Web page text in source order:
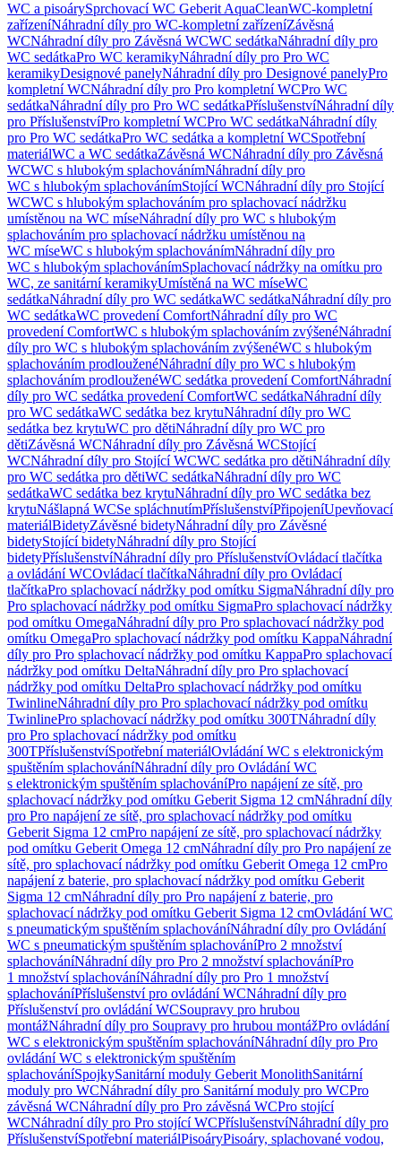
WC a pisoárySprchovací WC Geberit AquaCleanWC-kompletní
zařízeníNáhradní díly pro WC-kompletní zařízeníZávěsná
WCNáhradní díly pro Závěsná WCWC sedátkaNáhradní díly pro
WC sedátkaPro WC keramikyNáhradní díly pro Pro WC
keramikyDesignové panelyNáhradní díly pro Designové panelyPro
kompletní WCNáhradní díly pro Pro kompletní WCPro WC
sedátkaNáhradní díly pro Pro WC sedátkaPříslušenstvíNáhradní díly
pro PříslušenstvíPro kompletní WCPro WC sedátkaNáhradní díly
pro Pro WC sedátkaPro WC sedátka a kompletní WCSpotřební
materiálWC a WC sedátkaZávěsná WCNáhradní díly pro Závěsná
WCWC s hlubokým splachovánímNáhradní díly pro
WC s hlubokým splachovánímStojící WCNáhradní díly pro Stojící
WCWC s hlubokým splachováním pro splachovací nádržku
umístěnou na WC míseNáhradní díly pro WC s hlubokým
splachováním pro splachovací nádržku umístěnou na
WC míseWC s hlubokým splachovánímNáhradní díly pro
WC s hlubokým splachovánímSplachovací nádržky na omítku pro
WC, ze sanitární keramikyUmístěná na WC míseWC
sedátkaNáhradní díly pro WC sedátkaWC sedátkaNáhradní díly pro
WC sedátkaWC provedení ComfortNáhradní díly pro WC
provedení ComfortWC s hlubokým splachováním zvýšenéNáhradní
díly pro WC s hlubokým splachováním zvýšenéWC s hlubokým
splachováním prodlouženéNáhradní díly pro WC s hlubokým
splachováním prodlouženéWC sedátka provedení ComfortNáhradní
díly pro WC sedátka provedení ComfortWC sedátkaNáhradní díly
pro WC sedátkaWC sedátka bez krytuNáhradní díly pro WC
sedátka bez krytuWC pro dětiNáhradní díly pro WC pro
dětiZávěsná WCNáhradní díly pro Závěsná WCStojící
WCNáhradní díly pro Stojící WCWC sedátka pro dětiNáhradní díly
pro WC sedátka pro dětiWC sedátkaNáhradní díly pro WC
sedátkaWC sedátka bez krytuNáhradní díly pro WC sedátka bez
krytuNášlapná WCSe spláchnutímPříslušenstvíPřipojeníUpevňovací
materiálBidetyZávěsné bidetyNáhradní díly pro Závěsné
bidetyStojící bidetyNáhradní díly pro Stojící
bidetyPříslušenstvíNáhradní díly pro PříslušenstvíOvládací tlačítka
a ovládání WCOvládací tlačítkaNáhradní díly pro Ovládací
tlačítkaPro splachovací nádržky pod omítku SigmaNáhradní díly pro
Pro splachovací nádržky pod omítku SigmaPro splachovací nádržky
pod omítku OmegaNáhradní díly pro Pro splachovací nádržky pod
omítku OmegaPro splachovací nádržky pod omítku KappaNáhradní
díly pro Pro splachovací nádržky pod omítku KappaPro splachovací
nádržky pod omítku DeltaNáhradní díly pro Pro splachovací
nádržky pod omítku DeltaPro splachovací nádržky pod omítku
TwinlineNáhradní díly pro Pro splachovací nádržky pod omítku
TwinlinePro splachovací nádržky pod omítku 300TNáhradní díly
pro Pro splachovací nádržky pod omítku
300TPříslušenstvíSpotřební materiálOvládání WC s elektronickým
spuštěním splachováníNáhradní díly pro Ovládání WC
s elektronickým spuštěním splachováníPro napájení ze sítě, pro
splachovací nádržky pod omítku Geberit Sigma 12 cmNáhradní díly
pro Pro napájení ze sítě, pro splachovací nádržky pod omítku
Geberit Sigma 12 cmPro napájení ze sítě, pro splachovací nádržky
pod omítku Geberit Omega 12 cmNáhradní díly pro Pro napájení ze
sítě, pro splachovací nádržky pod omítku Geberit Omega 12 cmPro
napájení z baterie, pro splachovací nádržky pod omítku Geberit
Sigma 12 cmNáhradní díly pro Pro napájení z baterie, pro
splachovací nádržky pod omítku Geberit Sigma 12 cmOvládání WC
s pneumatickým spuštěním splachováníNáhradní díly pro Ovládání
WC s pneumatickým spuštěním splachováníPro 2 množství
splachováníNáhradní díly pro Pro 2 množství splachováníPro
1 množství splachováníNáhradní díly pro Pro 1 množství
splachováníPříslušenství pro ovládání WCNáhradní díly pro
Příslušenství pro ovládání WCSoupravy pro hrubou
montážNáhradní díly pro Soupravy pro hrubou montážPro ovládání
WC s elektronickým spuštěním splachováníNáhradní díly pro Pro
ovládání WC s elektronickým spuštěním
splachováníSpojkySanitární moduly Geberit MonolithSanitární
moduly pro WCNáhradní díly pro Sanitární moduly pro WCPro
závěsná WCNáhradní díly pro Pro závěsná WCPro stojící
WCNáhradní díly pro Pro stojící WCPříslušenstvíNáhradní díly pro
PříslušenstvíSpotřební materiálPisoáryPisoáry, splachované vodou,